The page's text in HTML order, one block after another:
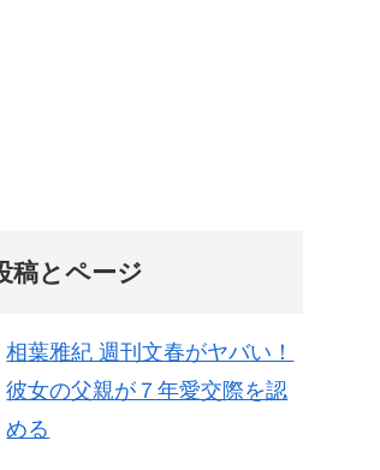
稿とページ
相葉雅紀 週刊文春がヤバい！
彼女の父親が７年愛交際を認
める